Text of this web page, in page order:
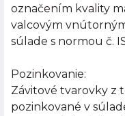
označením kvality
valcovým
súlade s normou č.
Pozinkovanie:
Závitové tvarovky z
pozinkované v